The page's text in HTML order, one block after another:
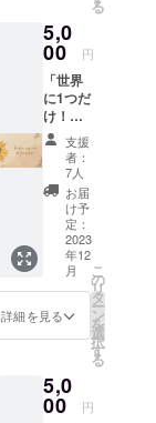
画像は
イメー
ジで
す。 -内
容- ・
ぷらっ
と君が
プリン
トされ
た巾着
袋(ナ
チュラ
ル) 1
(サイズ
単位
36)
〈初代
る
5,0
00 円
「世界
に1つだ
け！直
筆メッ
セー
ジ」上
乗せ大
歓迎！
感謝
の気持
ちを
メッ
セージ
カード
に込め
て送ら
ただき
ます。
17人の
支援
者：
7人
お届
け予
定：
2023
年12
月
詳細を見る
こ
の
リ
タ
ー
ン
を
選
択
す
る
5,0
00 円